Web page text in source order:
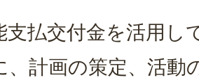
支払交付金を活用し
、計画の策定、活動